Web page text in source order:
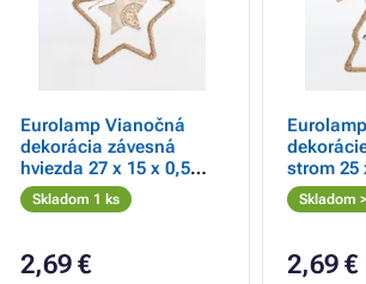
Eurolamp Vianočná
dekorácia závesná
hviezda 27 x 15 x 0,5
cm, 1 ks
Skladom 1 ks
2,69 €
strom 25
1 ks
Skladom
2,69 €